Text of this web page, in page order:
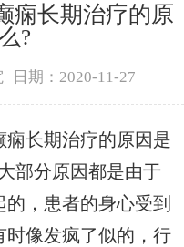
痫长期治疗的原
?
日期：2020-11-27
长期治疗的原因是
部分原因都是由于
，患者的身心受到
时像发疯了似的，行